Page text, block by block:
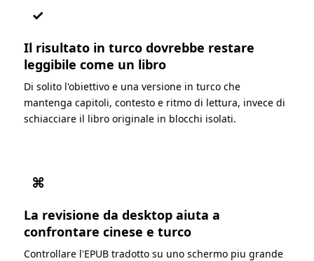
✓
Il risultato in turco dovrebbe restare
leggibile come un libro
Di solito l'obiettivo e una versione in turco che
mantenga capitoli, contesto e ritmo di lettura, invece di
schiacciare il libro originale in blocchi isolati.
⌘
La revisione da desktop aiuta a
confrontare cinese e turco
Controllare l'EPUB tradotto su uno schermo piu grande